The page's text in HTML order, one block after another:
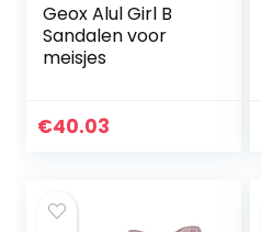
Geox Alul Girl B
Sandalen voor
meisjes
€40.03